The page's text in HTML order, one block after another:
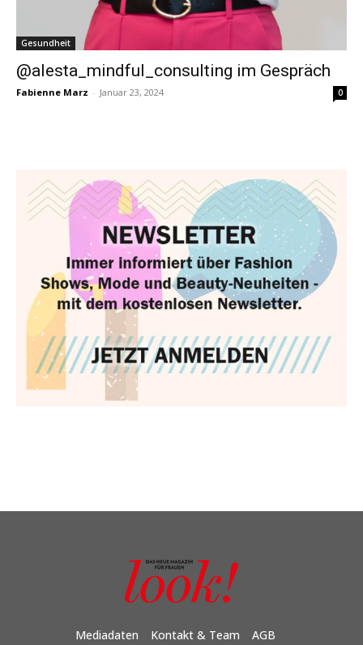
Gesundheit
@alesta_mindful_consulting im Gespräch
Fabienne Marz - Januar 23, 2024 0
Mediadaten Kontakt & Team AGB